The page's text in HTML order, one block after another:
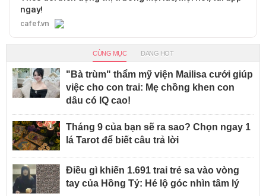
ngay!
cafef.vn
CÙNG MỤC ĐANG HOT
"Bà trùm" thẩm mỹ viện Mailisa cưới giúp
việc cho con trai: Mẹ chồng khen con
dâu có IQ cao!
Tháng 9 của bạn sẽ ra sao? Chọn ngay 1
lá Tarot để biết câu trả lời
Điều gì khiến 1.691 trai trẻ sa vào vòng
tay của Hồng Tỷ: Hé lộ góc nhìn tâm lý